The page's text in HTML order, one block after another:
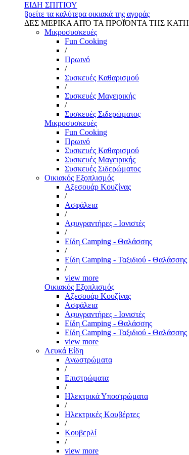
ΕΙΔΗ ΣΠΙΤΙΟΥ
βρείτε τα καλύτερα οικιακά της αγοράς
ΔΕΣ ΜΕΡΙΚΑ ΑΠΌ ΤΑ ΠΡΟΪΌΝΤΑ ΤΗΣ
Μικροσυσκευές
Fun Cooking
/
Πρωινό
/
Συσκευές Καθαρισμού
/
Συσκευές Μαγειρικής
/
Συσκευές Σιδερώματος
Μικροσυσκευές
Fun Cooking
Πρωινό
Συσκευές Καθαρισμού
Συσκευές Μαγειρικής
Συσκευές Σιδερώματος
Οικιακός Εξοπλισμός
Αξεσουάρ Κουζίνας
/
Ασφάλεια
/
Αφυγραντήρες - Ιονιστές
/
Είδη Camping - Θαλάσσης
/
Είδη Camping - Ταξιδιού - Θαλάσσης
/
view more
Οικιακός Εξοπλισμός
Αξεσουάρ Κουζίνας
Ασφάλεια
Αφυγραντήρες - Ιονιστές
Είδη Camping - Θαλάσσης
Είδη Camping - Ταξιδιού - Θαλάσσης
view more
Λευκά Είδη
Ανωστρώματα
/
Επιστρώματα
/
Ηλεκτρικά Υποστρώματα
/
Ηλεκτρικές Κουβέρτες
/
Κουβερλί
/
view more